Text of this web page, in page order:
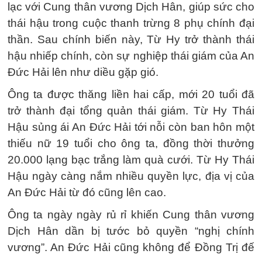
lạc với Cung thân vương Dịch Hân, giúp sức cho
thái hậu trong cuộc thanh trừng 8 phụ chính đại
thần. Sau chính biến này, Từ Hy trở thành thái
hậu nhiếp chính, còn sự nghiệp thái giám của An
Đức Hải lên như diều gặp gió.
Ông ta được thăng liền hai cấp, mới 20 tuổi đã
trở thành đại tổng quản thái giám. Từ Hy Thái
Hậu sủng ái An Đức Hải tới nỗi còn ban hôn một
thiếu nữ 19 tuổi cho ông ta, đồng thời thưởng
20.000 lạng bạc trắng làm quà cưới. Từ Hy Thái
Hậu ngày càng nắm nhiều quyền lực, địa vị của
An Đức Hải từ đó cũng lên cao.
Ông ta ngày ngày rủ rỉ khiến Cung thân vương
Dịch Hân dần bị tước bỏ quyền “nghị chính
vương”. An Đức Hải cũng không để Đồng Trị đế